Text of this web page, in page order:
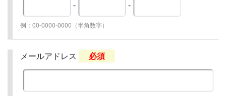
- -
例：00-0000-0000（半角数字）
メールアドレス 必須